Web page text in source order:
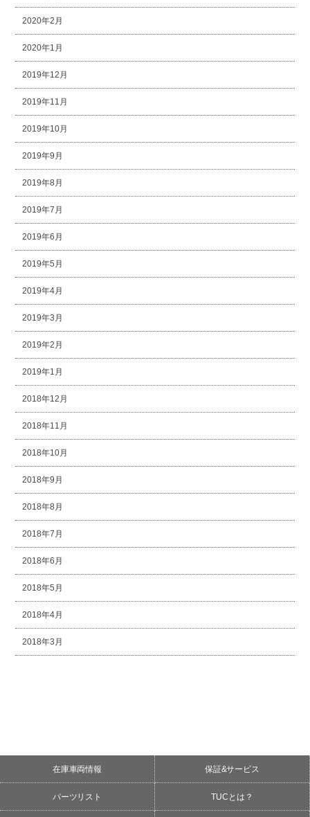
2020年2月
2020年1月
2019年12月
2019年11月
2019年10月
2019年9月
2019年8月
2019年7月
2019年6月
2019年5月
2019年4月
2019年3月
2019年2月
2019年1月
2018年12月
2018年11月
2018年10月
2018年9月
2018年8月
2018年7月
2018年6月
2018年5月
2018年4月
2018年3月
在庫車両情報 保証&サービス
パーツリスト TUCとは？